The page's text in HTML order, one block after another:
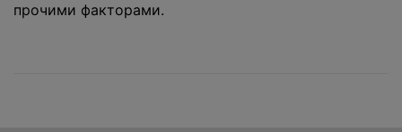
прочими факторами.